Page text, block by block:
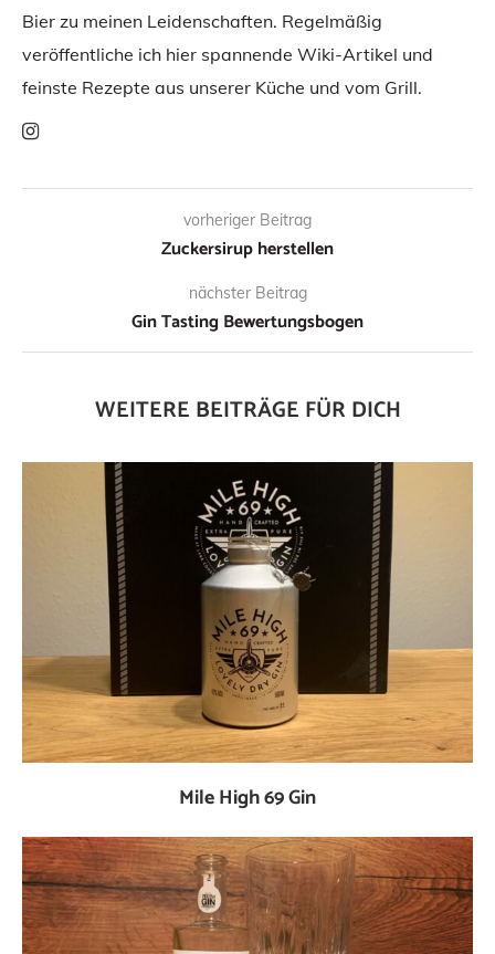
Bier zu meinen Leidenschaften. Regelmäßig
veröffentliche ich hier spannende Wiki-Artikel und
feinste Rezepte aus unserer Küche und vom Grill.
vorheriger Beitrag
Zuckersirup herstellen
nächster Beitrag
Gin Tasting Bewertungsbogen
WEITERE BEITRÄGE FÜR DICH
Mile High 69 Gin